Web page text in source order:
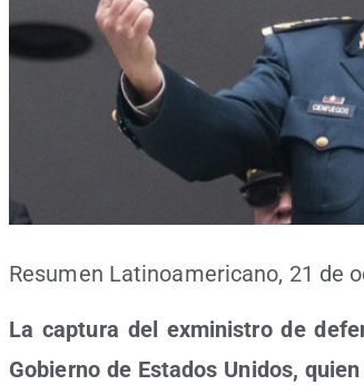
Resu­men Lati­no­ame­ri­cano, 21 de
La cap­tu­ra del exmi­nis­tro de
Gobierno de Esta­dos Uni­dos,